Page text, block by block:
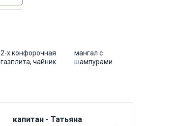
2-х конфорочная
газплита, чайник
мангал с
шампурами
капитан - Татьяна